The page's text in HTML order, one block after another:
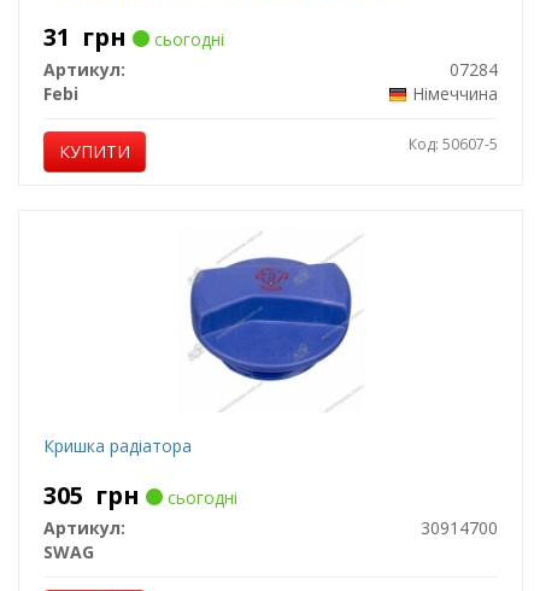
31 грн
сьогодні
Артикул:
07284
Febi
Німеччина
КУПИТИ Код: 50607-5
Кришка радіатора
305 грн
сьогодні
Артикул:
30914700
SWAG